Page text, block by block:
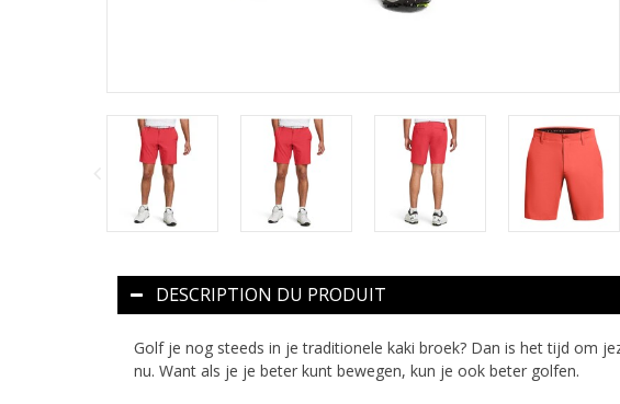
DESCRIPTION DU PRODUIT
Golf je nog steeds in je traditionele kaki broek? Dan is het tijd om
nu. Want als je je beter kunt bewegen, kun je ook beter golfen.